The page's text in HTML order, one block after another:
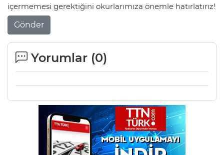
içermemesi gerektiğini okurlarımıza önemle hatırlatırız!
Gönder
Yorumlar (0)